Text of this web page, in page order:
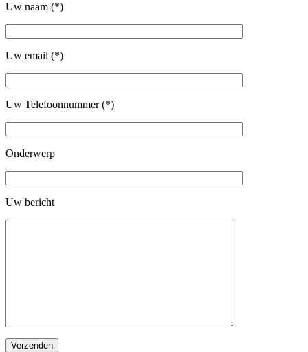
Uw naam (*)
Uw email (*)
Uw Telefoonnummer (*)
Onderwerp
Uw bericht